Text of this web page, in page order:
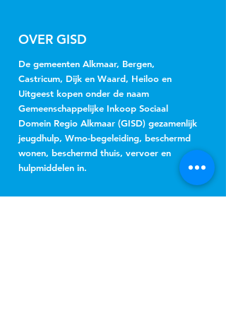
OVER GISD
De gemeenten Alkmaar, Bergen,
Castricum, Dijk en Waard, Heiloo en
Uitgeest kopen onder de naam
Gemeenschappelijke Inkoop Sociaal
Domein Regio Alkmaar (GISD) gezamenlijk
jeugdhulp, Wmo-begeleiding, beschermd
wonen, beschermd thuis, vervoer en
hulpmiddelen in.